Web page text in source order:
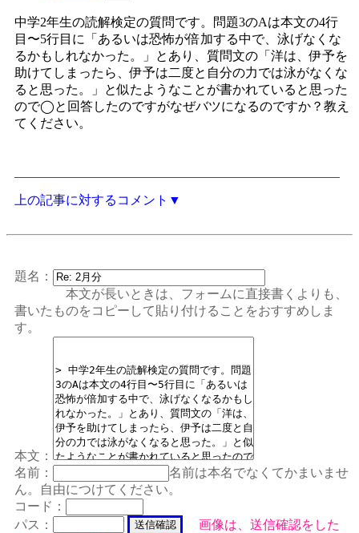
中学2年生の読解検定の質問です。問題3のAは本文の4行
目〜5行目に「あるいは恐怖が倍加する中で、泳げなくな
るかもしれなかった。」とあり、質問文の「洋は、伊予を
助けてしまったら、伊予は二度と自分の力では泳がなくな
ると思った。」と似たようなことが書かれていると思った
ので◯と回答したのですがなぜバツになるのですか？教え
てください。
上の記事に対するコメント▼
題名：
本文が長いときは、フォームに直接書くよりも、
書いたものをコピーして貼り付けることをおすすめしま
す。
本文：
名前：
名前は本名でなくてかまいませ
ん。自由につけてください。
コード：
パス：
画像は、送信確認をした